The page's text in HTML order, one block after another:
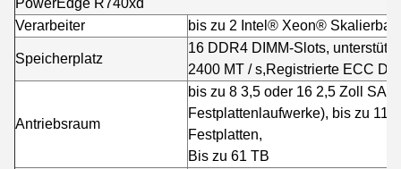
PowerEdge R740xd
Verarbeiter
bis zu 2 Intel® Xeon®
Speicherplatz
16 DDR4 DIMM-Slots,
2400 MT / s,Registrierte ECC
Antriebsraum
bis zu 8 3,5 oder 16 2,5 Zoll
Festplattenlaufwerke), bis zu
Festplatten,
Bis zu 61 TB